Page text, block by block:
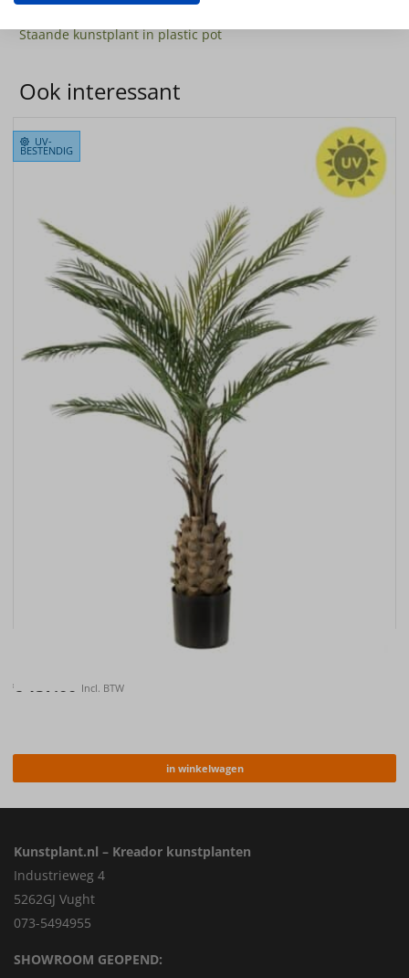
Staande kunstplant in plastic pot
Ook interessant
Kunstplant Palm UV 150cm
€ 157.00 Incl. BTW
in winkelwagen
UV-
BESTENDIG
Kunstplant.nl – Kreador kunstplanten
Industrieweg 4
5262GJ Vught
073-5494955
SHOWROOM GEOPEND: